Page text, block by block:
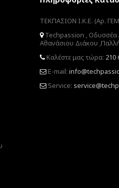
ΤΕΚΠΑΣΙΟΝ Ι.Κ.Ε. (Αρ.
Techpassion , Οδυσσέα
Αθανάσιου Διάκου
Καλέστε μας τώρα: 210
E-mail:
Service: